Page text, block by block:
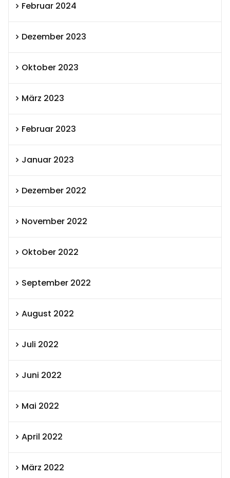
Februar 2024
Dezember 2023
Oktober 2023
März 2023
Februar 2023
Januar 2023
Dezember 2022
November 2022
Oktober 2022
September 2022
August 2022
Juli 2022
Juni 2022
Mai 2022
April 2022
März 2022